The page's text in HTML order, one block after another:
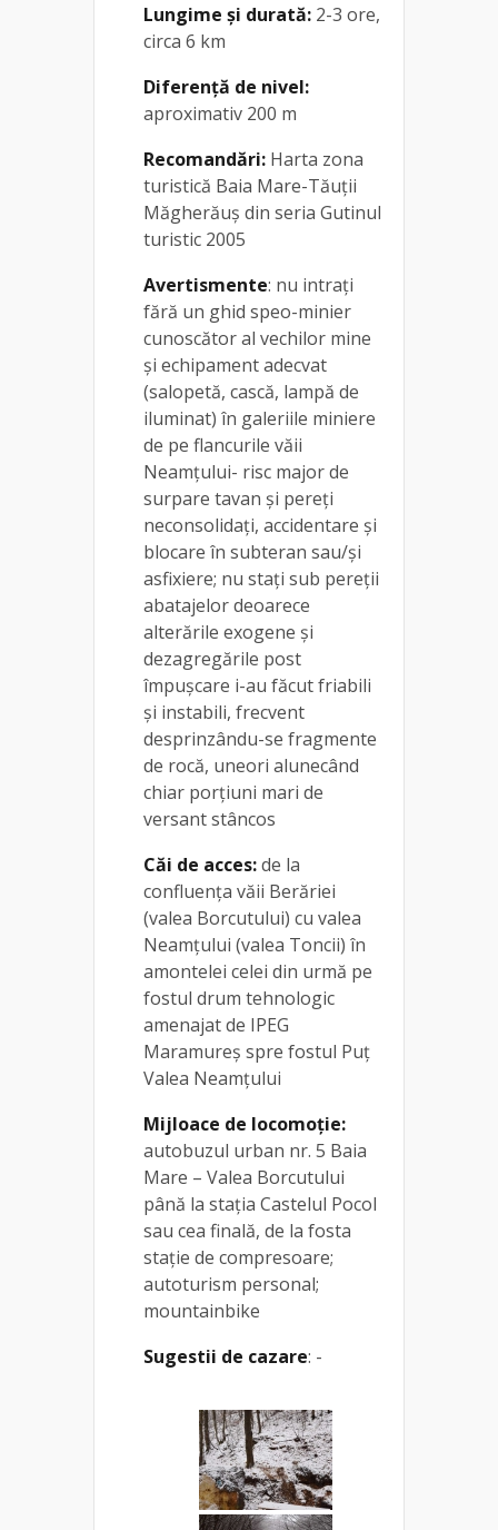
Lungime și durată: 2-3 ore,
circa 6 km
Diferență de nivel:
aproximativ 200 m
Recomandări: Harta zona
turistică Baia Mare-Tăuții
Măgherăuș din seria Gutinul
turistic 2005
Avertismente: nu intrați
fără un ghid speo-minier
cunoscător al vechilor mine
și echipament adecvat
(salopetă, cască, lampă de
iluminat) în galeriile miniere
de pe flancurile văii
Neamțului- risc major de
surpare tavan și pereți
neconsolidați, accidentare și
blocare în subteran sau/și
asfixiere; nu stați sub pereții
abatajelor deoarece
alterările exogene și
dezagregările post
împușcare i-au făcut friabili
și instabili, frecvent
desprinzându-se fragmente
de rocă, uneori alunecând
chiar porțiuni mari de
versant stâncos
Căi de acces:de la
confluența văii Berăriei
(valea Borcutului) cu valea
Neamțului (valea Toncii) în
amontelei celei din urmă pe
fostul drum tehnologic
amenajat de IPEG
Maramureș spre fostul Puț
Valea Neamțului
Mijloace de locomoție:
autobuzul urban nr. 5 Baia
Mare – Valea Borcutului
până la stația Castelul Pocol
sau cea finală, de la fosta
stație de compresoare;
autoturism personal;
mountainbike
Sugestii de cazare: -